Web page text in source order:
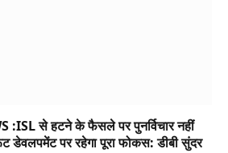
:ISL से हटने के फैसले पर पुनर्विचार नहीं
डेवलपमेंट पर रहेगा पूरा फोकस: डीबी सुंदर